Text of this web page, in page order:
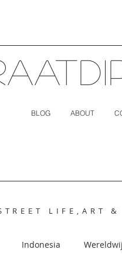
BLOG ABOUT
LIFE,ART &
Indonesia